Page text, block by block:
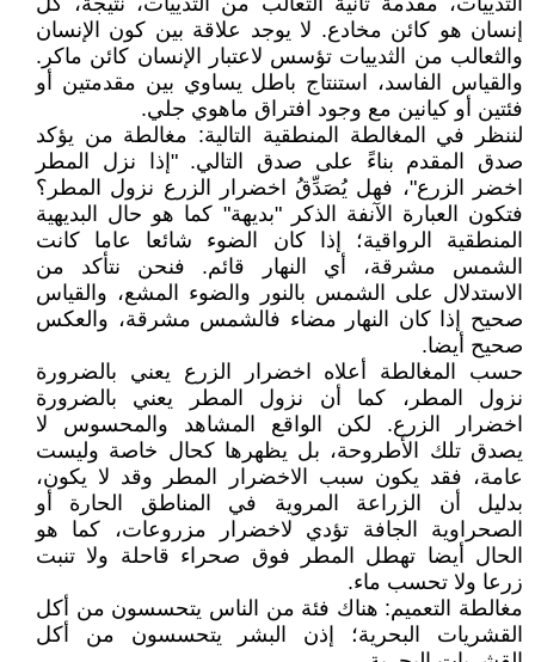
إنسان هو كائن مخادع. لا يوجد علاقة بين كون الإنسان
والثعالب من الثدييات تؤسس لاعتبار الإنسان كائن ماكر.
والقياس الفاسد، استنتاج باطل يساوي بين مقدمتين أو
فئتين أو كيانين مع وجود افتراق ماهوي جلي.
لننظر في المغالطة المنطقية التالية: مغالطة من يؤكد
صدق المقدم بناءً على صدق التالي. "إذا نزل المطر
اخضر الزرع"، فهل يُصَدِّقُ اخضرار الزرع نزول المطر؟
فتكون العبارة الآنفة الذكر "بديهة" كما هو حال البديهية
المنطقية الرواقية؛ إذا كان الضوء شائعا عاما كانت
الشمس مشرقة، أي النهار قائم. فنحن نتأكد من
الاستدلال على الشمس بالنور والضوء المشع، والقياس
صحيح إذا كان النهار مضاء فالشمس مشرقة، والعكس
صحيح أيضا.
حسب المغالطة أعلاه اخضرار الزرع يعني بالضرورة
نزول المطر، كما أن نزول المطر يعني بالضرورة
اخضرار الزرع. لكن الواقع المشاهد والمحسوس لا
يصدق تلك الأطروحة، بل يظهرها كحال خاصة وليست
عامة، فقد يكون سبب الاخضرار المطر وقد لا يكون،
بدليل أن الزراعة المروية في المناطق الحارة أو
الصحراوية الجافة تؤدي لاخضرار مزروعات، كما هو
الحال أيضا تهطل المطر فوق صحراء قاحلة ولا تنبت
زرعا ولا تحسب ماء.
مغالطة التعميم: هناك فئة من الناس يتحسسون من أكل
القشريات البحرية؛ إذن البشر يتحسسون من أكل